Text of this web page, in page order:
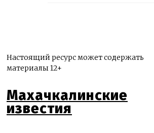
Настоящий ресурс может содержать
материалы 12+
Махачкалинские
известия